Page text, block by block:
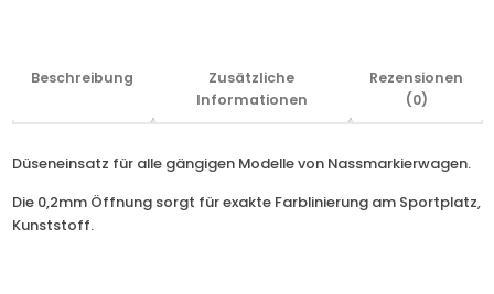
Beschreibung
Zusätzliche
Informationen
Rezensionen
(0)
Düseneinsatz für alle gängigen Modelle von Nassmarkierwagen.
Die 0,2mm Öffnung sorgt für exakte Farblinierung am Sportplatz,
Kunststoff.